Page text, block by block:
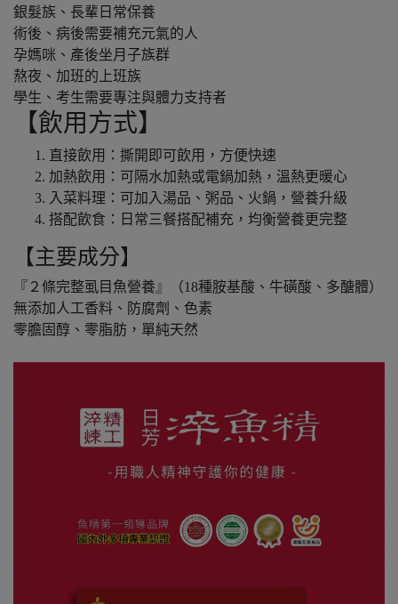
銀髮族、長輩日常保養
術後、病後需要補充元氣的人
孕媽咪、產後坐月子族群
熬夜、加班的上班族
學生、考生需要專注與體力支持者
【飲用方式】
直接飲用：撕開即可飲用，方便快速
加熱飲用：可隔水加熱或電鍋加熱，溫熱更暖心
入菜料理：可加入湯品、粥品、火鍋，營養升級
搭配飲食：日常三餐搭配補充，均衡營養更完整
【主要成分】
『２條完整虱目魚營養』（18種胺基酸、牛磺酸、多醣體）
無添加人工香料、防腐劑、色素
零膽固醇、零脂肪，單純天然